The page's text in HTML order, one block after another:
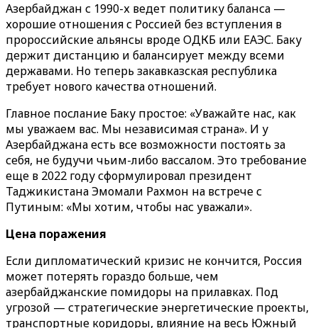
Азербайджан с 1990-х ведет политику баланса —
хорошие отношения с Россией без вступления в
пророссийские альянсы вроде ОДКБ или ЕАЭС. Баку
держит дистанцию и балансирует между всеми
державами. Но теперь закавказская республика
требует нового качества отношений.
Главное послание Баку простое: «Уважайте нас, как
мы уважаем вас. Мы независимая страна». И у
Азербайджана есть все возможности постоять за
себя, не будучи чьим-либо вассалом. Это требование
еще в 2022 году сформулировал президент
Таджикистана Эмомали Рахмон на встрече с
Путиным: «Мы хотим, чтобы нас уважали».
Цена поражения
Если дипломатический кризис не кончится, Россия
может потерять гораздо больше, чем
азербайджанские помидоры на прилавках. Под
угрозой — стратегические энергетические проекты,
транспортные коридоры, влияние на весь Южный